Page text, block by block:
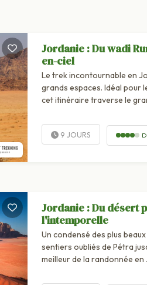
Jordanie : Du wadi
en-ciel
Le trek incontournable en
grands espaces. Idéal pour
cet itinéraire traverse le
9 JOURS
Jordanie : Du désert
l'intemporelle
Un condensé des plus
sentiers oubliés de Pétra
meilleur de la randonnée en